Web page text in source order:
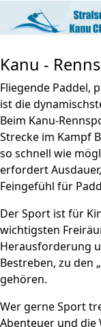
Kanu -
Fliegende Paddel,
ist die
Beim Kanu-
Strecke im Kampf
so schnell wie
erfordert
Feingefühl für
Der Sport ist für
wichtigsten
Herausforderung
Bestreben, zu den
gehören.
Wer gerne Sport
Abenteuer und